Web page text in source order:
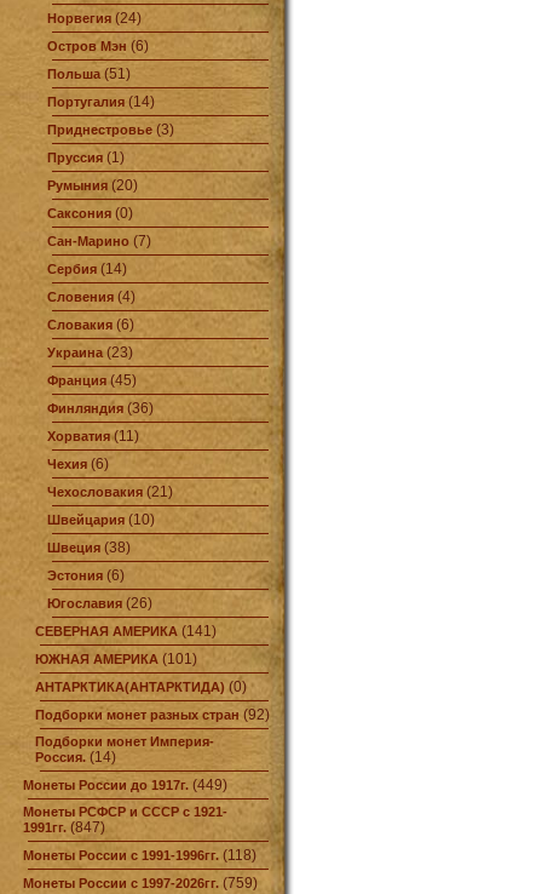
Норвегия (24)
Остров Мэн (6)
Польша(51)
Португалия (14)
Приднестровье (3)
Пруссия (1)
Румыния (20)
Саксония (0)
Сан-Марино (7)
Сербия (14)
Словения (4)
Словакия (6)
Украина(23)
Франция (45)
Финляндия (36)
Хорватия(11)
Чехия (6)
Чехословакия (21)
Швейцария (10)
Швеция (38)
Эстония (6)
Югославия (26)
СЕВЕРНАЯ АМЕРИКА (141)
ЮЖНАЯ АМЕРИКА (101)
АНТАРКТИКА(АНТАРКТИДА) (0)
Подборки монет разных стран (92)
Подборки монет Империя-
Россия. (14)
Монеты России до 1917г. (449)
Монеты РСФСР и СССР с 1921-
1991гг. (847)
Монеты России с 1991-1996гг. (118)
Монеты России с 1997-2026гг. (759)